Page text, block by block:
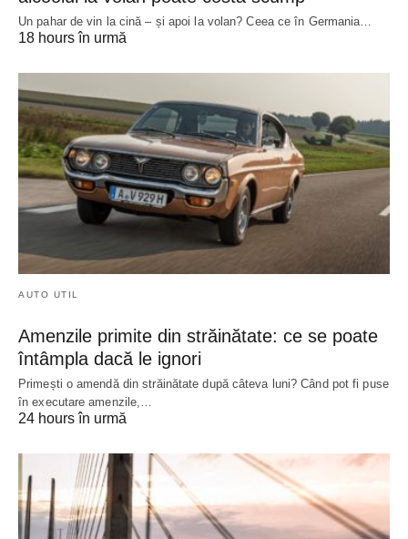
Un pahar de vin la cină – și apoi la volan? Ceea ce în Germania…
18 hours în urmă
AUTO UTIL
Amenzile primite din străinătate: ce se poate
întâmpla dacă le ignori
Primești o amendă din străinătate după câteva luni? Când pot fi puse
în executare amenzile,…
24 hours în urmă